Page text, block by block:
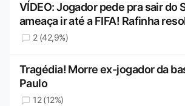
VÍDEO: Jogador pede pra sair do
ameaça ir até a FIFA! Rafinha
2 (42,9%)
Tragédia! Morre ex-jogador da
Paulo
12 (12%)